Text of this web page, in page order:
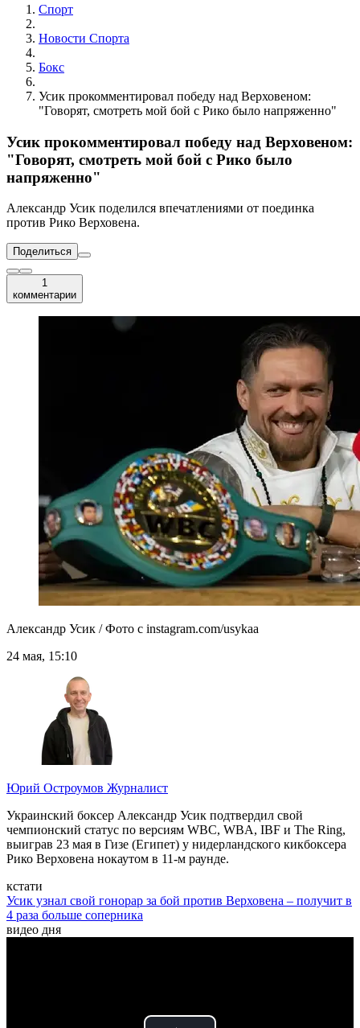
Спорт
Новости Cпорта
Бокс
Усик прокомментировал победу над Верховеном:
"Говорят, смотреть мой бой с Рико было напряженно"
Усик прокомментировал победу над Верховеном:
"Говорят, смотреть мой бой с Рико было
напряженно"
Александр Усик поделился впечатлениями от поединка
против Рико Верховена.
Поделиться
1
комментарии
Александр Усик / Фото с instagram.com/usykaa
24 мая, 15:10
Юрий Остроумов Журналист
Украинский боксер Александр Усик подтвердил свой
чемпионский статус по версиям WBC, WBA, IBF и The Ring,
выиграв 23 мая в Гизе (Египет) у нидерландского кикбоксера
Рико Верховена нокаутом в 11-м раунде.
кстати
Усик узнал свой гонорар за бой против Верховена – получит в
4 раза больше соперника
видео дня